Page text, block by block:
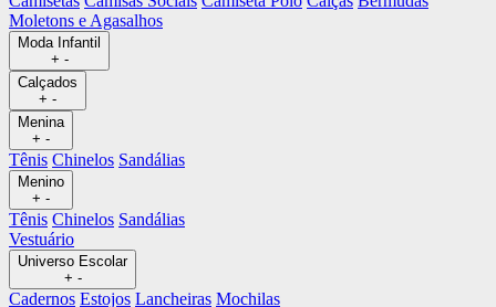
Moletons e Agasalhos
Moda Infantil
+ -
Calçados
+ -
Menina
+ -
Tênis Chinelos Sandálias
Menino
+ -
Tênis Chinelos Sandálias
Vestuário
Universo Escolar
+ -
Cadernos Estojos Lancheiras Mochilas